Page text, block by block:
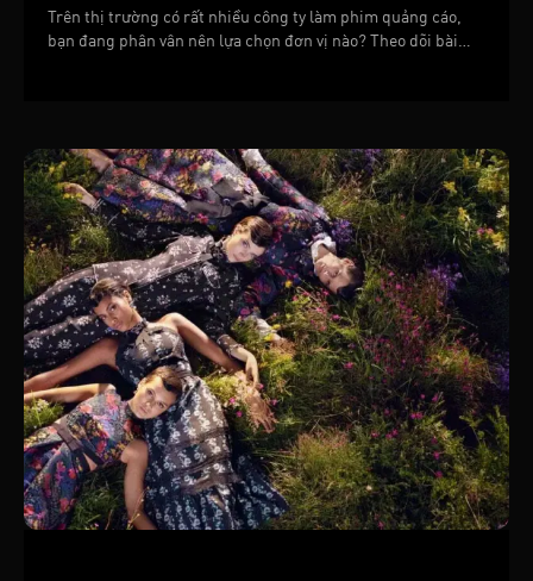
Trên thị trường có rất nhiều công ty làm phim quảng cáo,
bạn đang phân vân nên lựa chọn đơn vị nào? Theo dõi bài